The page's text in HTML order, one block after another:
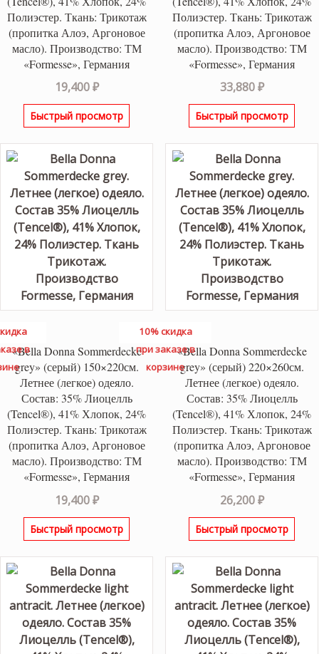
Полиэстер. Ткань: Трикотаж
(пропитка Алоэ, Аргоновое
масло). Производство: ТМ
«Formesse», Германия
19,400₽
Быстрый просмотр
Полиэстер. Ткань: Трикотаж
(пропитка Алоэ, Аргоновое
масло). Производство: ТМ
«Formesse», Германия
33,880₽
Быстрый просмотр
в
«Bella Donna Sommerdecke
grey» (серый) 150×220см.
Летнее (легкое) одеяло.
Состав: 35% Лиоцелль
(Tencel®), 41% Хлопок, 24%
Полиэстер. Ткань: Трикотаж
(пропитка Алоэ, Аргоновое
масло). Производство: ТМ
«Formesse», Германия
19,400₽
Быстрый просмотр
10% скидка
при заказе в
корзине
«Bella Donna Sommerdecke
grey» (серый) 220×260см.
Летнее (легкое) одеяло.
Состав: 35% Лиоцелль
(Tencel®), 41% Хлопок, 24%
Полиэстер. Ткань: Трикотаж
(пропитка Алоэ, Аргоновое
масло). Производство: ТМ
«Formesse», Германия
26,200₽
Быстрый просмотр